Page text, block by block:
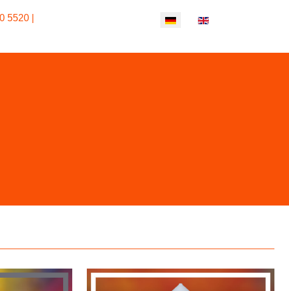
5520 |
Sprache auswählen
mit Toleranzgruppe 8 einfach bestens